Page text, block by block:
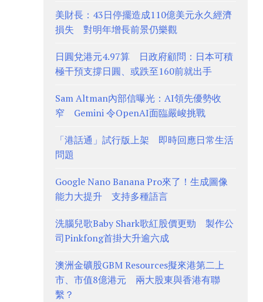
美財長：43日停擺造成110億美元永久經濟
損失 對明年增長前景仍樂觀
日圓兌港元4.97算 日政府顧問：日本可積
極干預支撐日圓、或跌至160前就出手
Sam Altman內部信曝光：AI領先優勢收
窄 Gemini 令OpenAI面臨嚴峻挑戰
「港話通」試行版上架 即時回應日常生活
問題
Google Nano Banana Pro來了！生成圖像
能力大提升 支持多種語言
洗腦兒歌Baby Shark歌紅股價更勁 製作公
司Pinkfong首掛大升逾六成
澳洲金礦股GBM Resources擬來港第二上
市、市值8億港元 兩大股東與香港有聯
繫？